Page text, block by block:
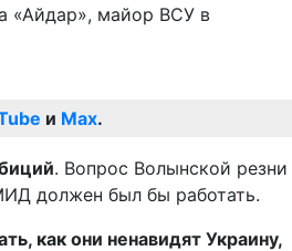
«Айдар», майор ВСУ в
и Max.
. Вопрос Волынской резни
должен был бы работать.
как они ненавидят Украину,